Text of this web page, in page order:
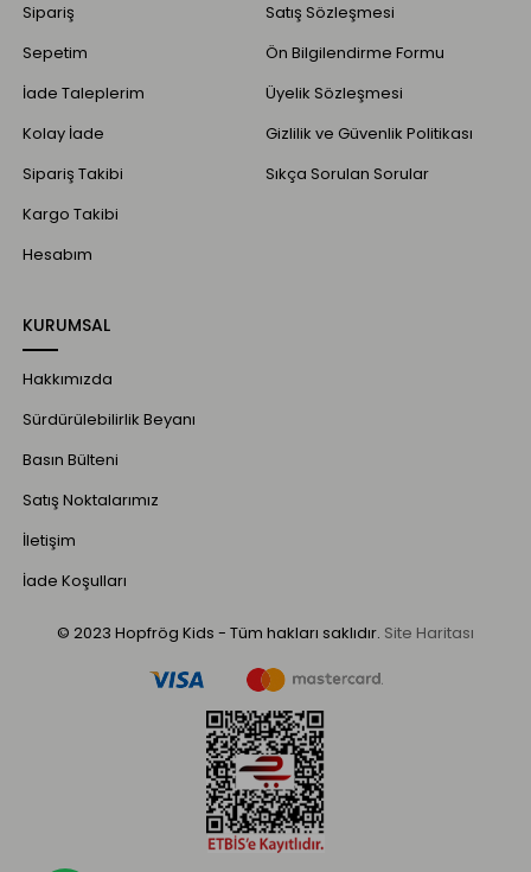
Sipariş
Sepetim
İade Taleplerim
Kolay İade
Sipariş Takibi
Kargo Takibi
Hesabım
Satış Sözleşmesi
Ön Bilgilendirme Formu
Üyelik Sözleşmesi
Gizlilik ve Güvenlik Politikası
Sıkça Sorulan Sorular
KURUMSAL
Hakkımızda
Sürdürülebilirlik Beyanı
Basın Bülteni
Satış Noktalarımız
İletişim
İade Koşulları
© 2023 Hopfrög Kids - Tüm hakları saklıdır. Site Haritası